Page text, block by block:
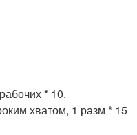
* 10.
хватом, 1 разм * 15